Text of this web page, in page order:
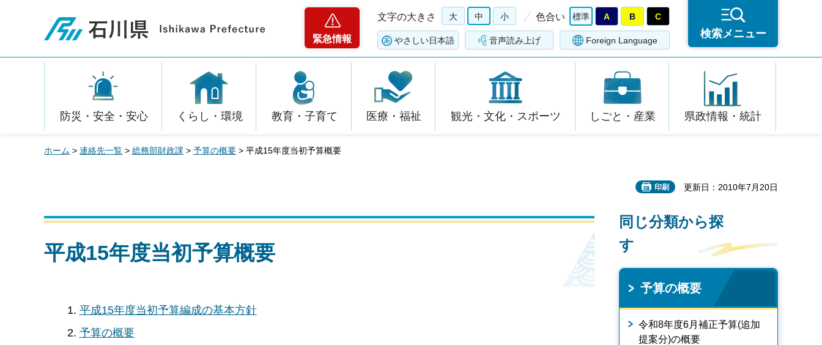
石川県
緊急情報
文字の大きさ 大 中 小 色合い 標準 A B C
やさしい日本語 音声読み上げ Foreign Language
検索メニュー
防災・安全・安心 くらし・環境 教育・子育て 医療・福祉 観光・文化・スポーツ しごと・産業 県政情報・統計
ホーム > 連絡先一覧 > 総務部財政課 > 予算の概要 > 平成15年度当初予算概要
印刷 更新日：2010年7月20日
平成15年度当初予算概要
平成15年度当初予算編成の基本方針
予算の概要
同じ分類から探
す
予算の概要
令和8年度6月補正予算(追加
提案分)の概要